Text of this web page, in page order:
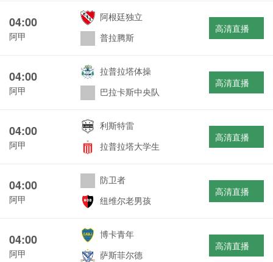
04:00
阿甲
阿根廷独立
普拉腾斯
高清直播
04:00
阿甲
拉普拉塔体操
巴拉卡斯中央队
高清直播
04:00
阿甲
利斯特雷
拉普拉塔大学生
高清直播
04:00
阿甲
防卫者
纽维尔老男孩
高清直播
04:00
阿甲
博卡青年
萨斯菲尔德
高清直播